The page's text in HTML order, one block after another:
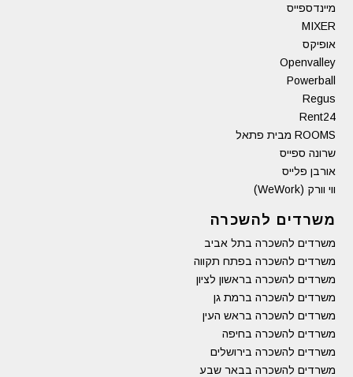
מיינדספייס
MIXER
אופיקס
Openvalley
Powerball
Regus
Rent24
ROOMS מבית פתאל
שרונה ספייס
אורבן פלייס
ווי וורק (WeWork)
משרדים להשכרה
משרדים להשכרה בתל אביב
משרדים להשכרה בפתח תקווה
משרדים להשכרה בראשון לציון
משרדים להשכרה ברמת גן
משרדים להשכרה בראש העין
משרדים להשכרה בחיפה
משרדים להשכרה בירושלים
משרדים להשכרה בבאר שבע